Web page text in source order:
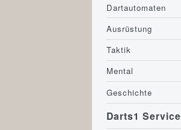
Dartautomaten
Ausrüstung
Taktik
Mental
Geschichte
Darts1 Service